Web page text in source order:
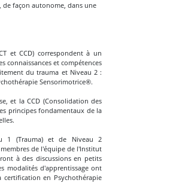
de façon autonome, dans une
et CCD) correspondent à un
connaissances et compétences
du trauma et Niveau 2 :
Sensorimotrice®.
et la CCD (Consolidation des
principes fondamentaux de la
1 (Trauma) et de Niveau 2
de l'équipe de l'Institut
à des discussions en petits
modalités d'apprentissage ont
en Psychothérapie